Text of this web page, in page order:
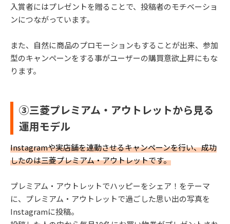
入賞者にはプレゼントを贈ることで、投稿者のモチベーショ
ンにつながっています。
また、自然に商品のプロモーションもすることが出来、参加
型のキャンペーンをする事がユーザーの購買意欲上昇にもな
ります。
③三菱プレミアム・アウトレットから見る
運用モデル
Instagramや実店舗を連動させるキャンペーンを行い、成功
したのは三菱プレミアム・アウトレットです。
プレミアム・アウトレットでハッピーをシェア！をテーマ
に、プレミアム・アウトレットで過ごした思い出の写真を
Instagramに投稿。